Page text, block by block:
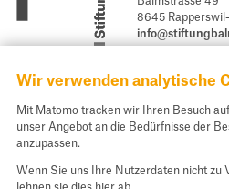
Wir verwenden analytische
Mit Matomo tracken wir Ihren Besuch
unser Angebot an die Bedürfnisse der
anzupassen.
Wenn Sie uns Ihre Nutzerdaten nicht zu
8645 Rapperswil-
Spendenkonto und Kontakt
Unsere E-Banking Daten für Ihre Spende:
St. Galler Kantonalbank AG, 9001 St.
IBAN CH54 0078 1624 4588 9200 0